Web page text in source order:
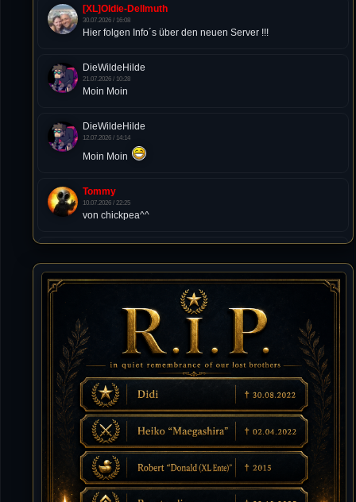
[XL]Oldie-Dellmuth
30.07.2026 / 16:08
Hier folgen Info´s über den neuen Server !!!
DieWildeHilde
21.07.2026 / 10:28
Moin Moin
DieWildeHilde
12.07.2026 / 14:14
Moin Moin
Tommy
10.07.2026 / 22:25
von chickpea^^
10.07.2026 / 22:25
Letzte Aktivität:
27. Dez 2023, 22:48
DieWildeHilde
10.07.2026 / 12:48
Happy Birthday Chickpea
DieWildeHilde
10.07.2026 / 10:08
Hallo meine Lieben!
Isimiyaki
10.07.2026 / 00:34
Alles gute chickpea